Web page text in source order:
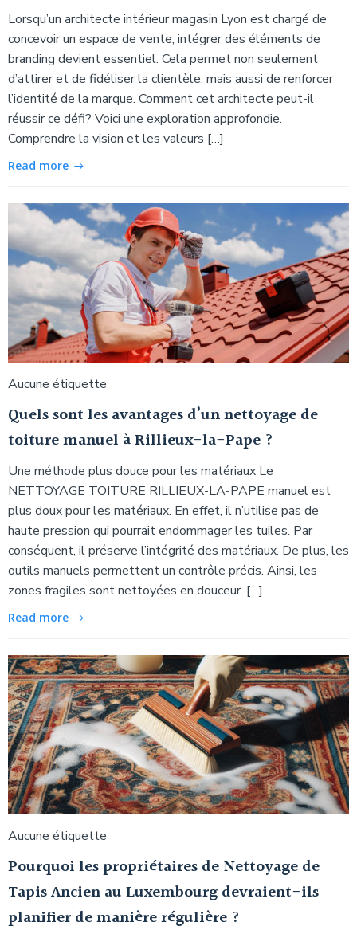
Lorsqu’un architecte intérieur magasin Lyon est chargé de
concevoir un espace de vente, intégrer des éléments de
branding devient essentiel. Cela permet non seulement
d’attirer et de fidéliser la clientèle, mais aussi de renforcer
l’identité de la marque. Comment cet architecte peut-il
réussir ce défi? Voici une exploration approfondie.
Comprendre la vision et les valeurs […]
Read more
Aucune étiquette
Quels sont les avantages d’un nettoyage de
toiture manuel à Rillieux-la-Pape ?
Une méthode plus douce pour les matériaux Le
NETTOYAGE TOITURE RILLIEUX-LA-PAPE manuel est
plus doux pour les matériaux. En effet, il n’utilise pas de
haute pression qui pourrait endommager les tuiles. Par
conséquent, il préserve l’intégrité des matériaux. De plus, les
outils manuels permettent un contrôle précis. Ainsi, les
zones fragiles sont nettoyées en douceur. […]
Read more
Aucune étiquette
Pourquoi les propriétaires de Nettoyage de
Tapis Ancien au Luxembourg devraient-ils
planifier de manière régulière ?